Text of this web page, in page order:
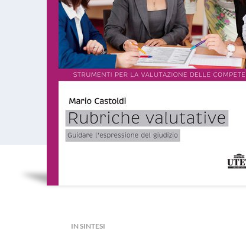
IN SINTESI